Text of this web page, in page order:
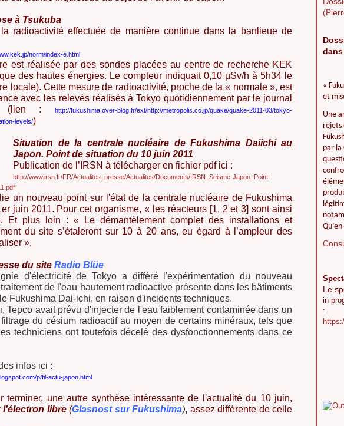
à Tsukuba
radioactivité effectuée de manière continue dans la banlieue de
norm/index-e.html
est réalisée par des sondes placées au centre de recherche KEK
des hautes énergies. Le compteur indiquait 0,10 µSv/h à 5h34 le
locale). Cette mesure de radioactivité, proche de la « normale », est
avec les relevés réalisés à Tokyo quotidiennement par le journal
(lien :
http://fukushima.over-blog.fr/ext/http://metropolis.co.jp/quake/quake-2011-03/tokyo-
levels/)
Situation de la centrale nucléaire de Fukushima Daiichi au
Japon. Point de situation du 10 juin 2011
Publication de l’IRSN à télécharger en fichier pdf ici :
http://www.irsn.fr/FR/Actualites_presse/Actualites/Documents/IRSN_Seisme-Japon_Point-
un nouveau point sur l'état de la centrale nucléaire de Fukushima
juin 2011. Pour cet organisme, « les réacteurs [1, 2 et 3] sont ainsi
Et plus loin : « Le démantèlement complet des installations et
du site s’étaleront sur 10 à 20 ans, eu égard à l’ampleur des
».
du site Radio Blüe
d'électricité de Tokyo a différé l'expérimentation du nouveau
de l'eau hautement radioactive présente dans les bâtiments
Fukushima Dai-ichi, en raison d'incidents techniques.
Tepco avait prévu d'injecter de l'eau faiblement contaminée dans un
du césium radioactif au moyen de certains minéraux, tels que
techniciens ont toutefois décelé des dysfonctionnements dans ce
infos ici :
p/fil-actu-japon.html
terminer, une autre synthèse intéressante de l'actualité du 10 juin,
l'électron libre (Glasnost sur Fukushima), assez différente de celle
«
et
Une
rejets
par la
Le
in
: